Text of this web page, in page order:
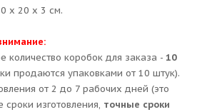
х 20 х 3 см.
количество коробок для заказа - 10
продаются упаковками от 10 штук).
от 2 до 7 рабочих дней (это
сроки изготовления, точные сроки